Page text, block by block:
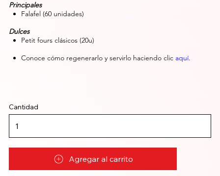
Principales
Falafel (60 unidades)
Dulces
Petit fours clásicos (20u)
Conoce cómo regenerarlo y servirlo haciendo clic aquí.
Cantidad
Agregar al carrito